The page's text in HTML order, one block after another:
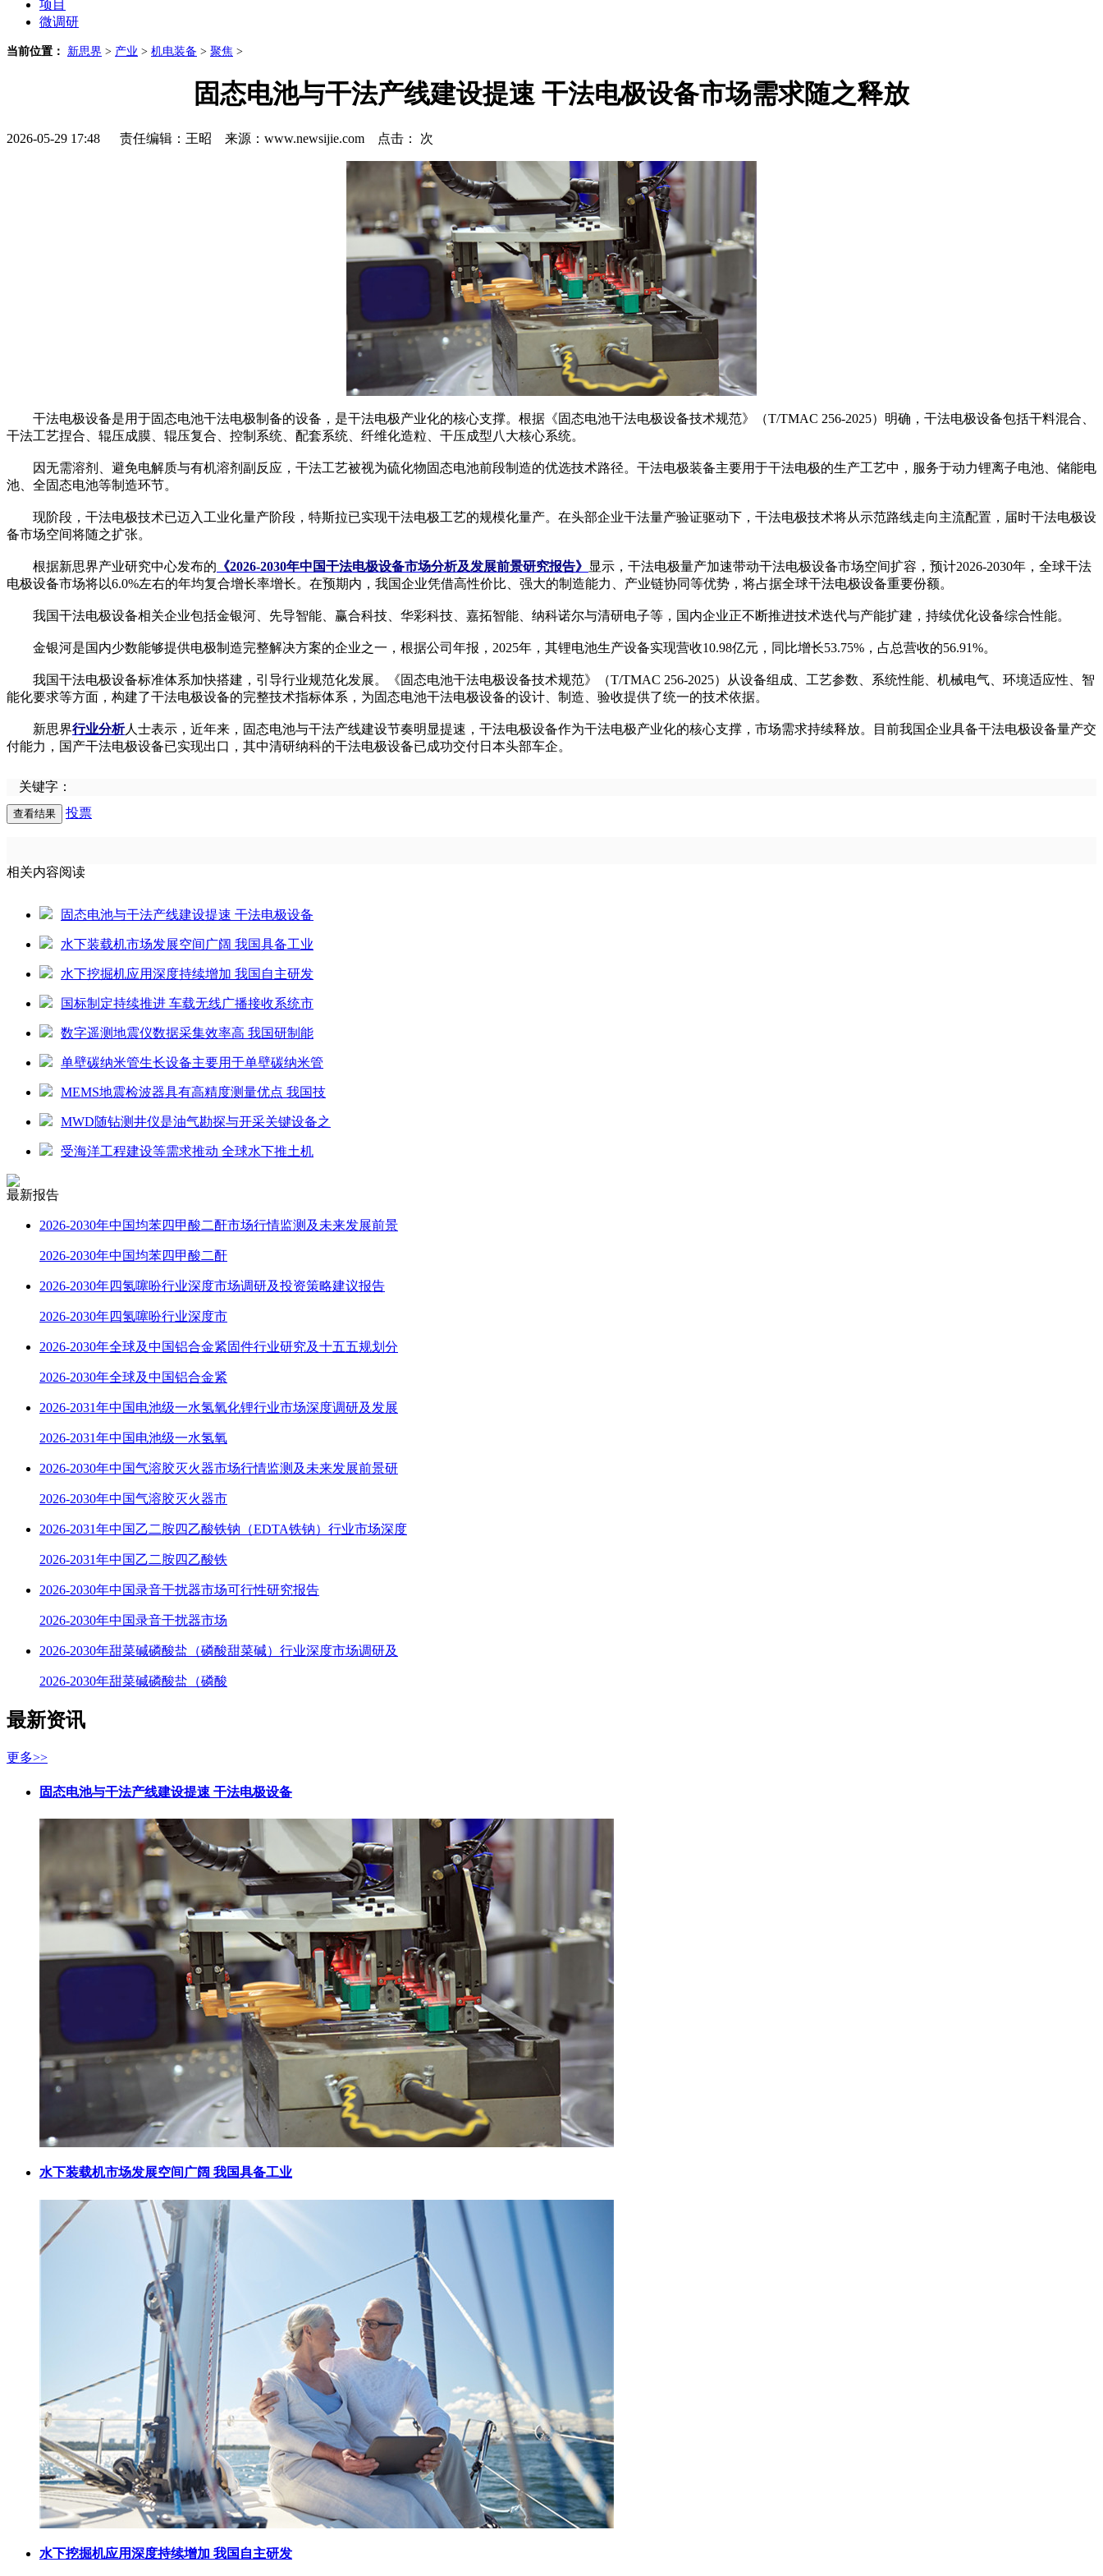
项目
微调研
当前位置： 新思界 > 产业 > 机电装备 > 聚焦 >
固态电池与干法产线建设提速 干法电极设备市场需求随之释放
2026-05-29 17:48 责任编辑：王昭 来源：www.newsijie.com 点击： 次
干法电极设备是用于固态电池干法电极制备的设备，是干法电极产业化的核心支撑。根据《固态电池干法电极设备技术规范》（T/TMAC 256-2025）明确，干法电极设备包括干料混合、
干法工艺捏合、辊压成膜、辊压复合、控制系统、配套系统、纤维化造粒、干压成型八大核心系统。
因无需溶剂、避免电解质与有机溶剂副反应，干法工艺被视为硫化物固态电池前段制造的优选技术路径。干法电极装备主要用于干法电极的生产工艺中，服务于动力锂离子电池、储能电
池、全固态电池等制造环节。
现阶段，干法电极技术已迈入工业化量产阶段，特斯拉已实现干法电极工艺的规模化量产。在头部企业干法量产验证驱动下，干法电极技术将从示范路线走向主流配置，届时干法电极设
备市场空间将随之扩张。
根据新思界产业研究中心发布的 《2026-2030年中国干法电极设备市场分析及发展前景研究报告》 显示，干法电极量产加速带动干法电极设备市场空间扩容，预计2026-2030年，全球干法
电极设备市场将以6.0%左右的年均复合增长率增长。在预期内，我国企业凭借高性价比、强大的制造能力、产业链协同等优势，将占据全球干法电极设备重要份额。
我国干法电极设备相关企业包括金银河、先导智能、赢合科技、华彩科技、嘉拓智能、纳科诺尔与清研电子等，国内企业正不断推进技术迭代与产能扩建，持续优化设备综合性能。
金银河是国内少数能够提供电极制造完整解决方案的企业之一，根据公司年报，2025年，其锂电池生产设备实现营收10.98亿元，同比增长53.75%，占总营收的56.91%。
我国干法电极设备标准体系加快搭建，引导行业规范化发展。《固态电池干法电极设备技术规范》（T/TMAC 256-2025）从设备组成、工艺参数、系统性能、机械电气、环境适应性、智
能化要求等方面，构建了干法电极设备的完整技术指标体系，为固态电池干法电极设备的设计、制造、验收提供了统一的技术依据。
新思界行业分析人士表示，近年来，固态电池与干法产线建设节奏明显提速，干法电极设备作为干法电极产业化的核心支撑，市场需求持续释放。目前我国企业具备干法电极设备量产交
付能力，国产干法电极设备已实现出口，其中清研纳科的干法电极设备已成功交付日本头部车企。
关键字：
投票
相关内容阅读
固态电池与干法产线建设提速 干法电极设备
水下装载机市场发展空间广阔 我国具备工业
水下挖掘机应用深度持续增加 我国自主研发
国标制定持续推进 车载无线广播接收系统市
数字遥测地震仪数据采集效率高 我国研制能
单壁碳纳米管生长设备主要用于单壁碳纳米管
MEMS地震检波器具有高精度测量优点 我国技
MWD随钻测井仪是油气勘探与开采关键设备之
受海洋工程建设等需求推动 全球水下推土机
最新报告
2026-2030年中国均苯四甲酸二酐市场行情监测及未来发展前景
2026-2030年中国均苯四甲酸二酐
2026-2030年四氢噻吩行业深度市场调研及投资策略建议报告
2026-2030年四氢噻吩行业深度市
2026-2030年全球及中国铝合金紧固件行业研究及十五五规划分
2026-2030年全球及中国铝合金紧
2026-2031年中国电池级一水氢氧化锂行业市场深度调研及发展
2026-2031年中国电池级一水氢氧
2026-2030年中国气溶胶灭火器市场行情监测及未来发展前景研
2026-2030年中国气溶胶灭火器市
2026-2031年中国乙二胺四乙酸铁钠（EDTA铁钠）行业市场深度
2026-2031年中国乙二胺四乙酸铁
2026-2030年中国录音干扰器市场可行性研究报告
2026-2030年中国录音干扰器市场
2026-2030年甜菜碱磷酸盐（磷酸甜菜碱）行业深度市场调研及
2026-2030年甜菜碱磷酸盐（磷酸
最新资讯
更多>>
固态电池与干法产线建设提速 干法电极设备
水下装载机市场发展空间广阔 我国具备工业
水下挖掘机应用深度持续增加 我国自主研发